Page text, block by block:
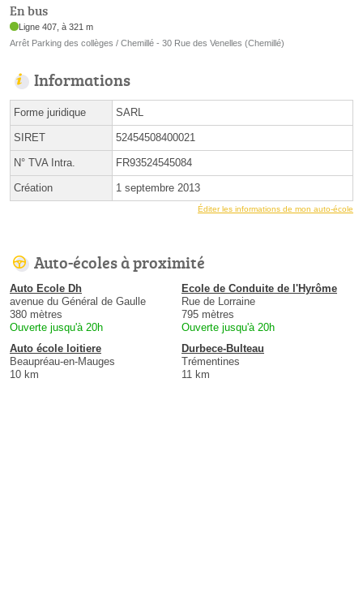
En bus
Ligne 407, à 321 m
Arrêt Parking des collèges / Chemillé - 30 Rue des Venelles (Chemillé)
Informations
Forme juridique SARL
SIRET 52454508400021
N° TVA Intra. FR93524545084
Création 1 septembre 2013
Éditer les informations de mon auto-école
Auto-écoles à proximité
Auto Ecole Dh
avenue du Général de Gaulle
380 mètres
Ouverte jusqu'à 20h
Ecole de Conduite de l'Hyrôme
Rue de Lorraine
795 mètres
Ouverte jusqu'à 20h
Auto école loitiere
Beaupréau-en-Mauges
10 km
Durbece-Bulteau
Trémentines
11 km